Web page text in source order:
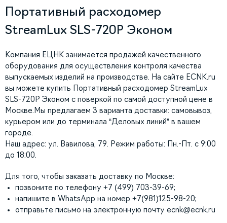
Портативный расходомер
StreamLux SLS-720P Эконом
Компания ЕЦНК занимается продажей качественного
оборудования для осуществления контроля качества
выпускаемых изделий на производстве. На сайте ECNK.ru
вы можете купить Портативный расходомер StreamLux
SLS-720P Эконом с поверкой по самой доступной цене в
Москве.Мы предлагаем 3 варианта доставки: самовывоз,
курьером или до терминала “Деловых линий” в вашем
городе.
Наш адрес: ул. Вавилова, 79. Режим работы: Пн.-Пт. с 9:00
до 18:00.
Для того, чтобы заказать доставку по Москве:
позвоните по телефону +7 (499) 703-39-69;
напишите в WhatsApp на номер +7(981)125-98-20;
отправьте письмо на электронную почту ecnk@ecnk.ru